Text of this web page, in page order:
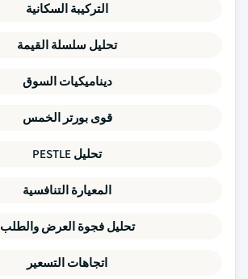
التركيبة السكانية
تحليل سلسلة القيمة
ديناميكيات السوق
قوى بورتر الخمس
تحليل PESTLE
المعيارة التنافسية
تحليل فجوة العرض والطلب
اتجاهات التسعير